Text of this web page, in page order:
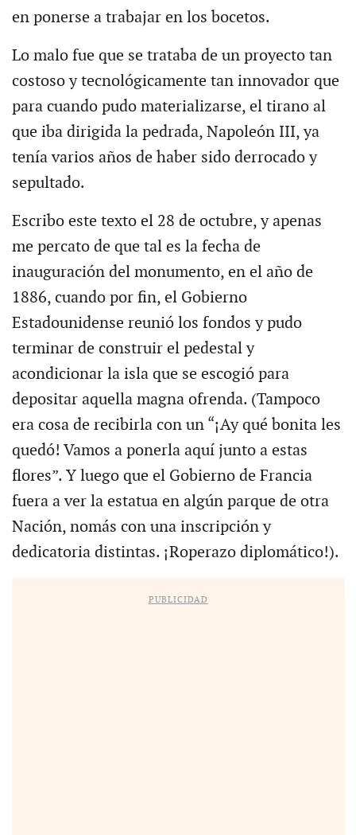
en ponerse a trabajar en los bocetos.
Lo malo fue que se trataba de un proyecto tan
costoso y tecnológicamente tan innovador que
para cuando pudo materializarse, el tirano al
que iba dirigida la pedrada, Napoleón III, ya
tenía varios años de haber sido derrocado y
sepultado.
Escribo este texto el 28 de octubre, y apenas
me percato de que tal es la fecha de
inauguración del monumento, en el año de
1886, cuando por fin, el Gobierno
Estadounidense reunió los fondos y pudo
terminar de construir el pedestal y
acondicionar la isla que se escogió para
depositar aquella magna ofrenda. (Tampoco
era cosa de recibirla con un “¡Ay qué bonita les
quedó! Vamos a ponerla aquí junto a estas
flores”. Y luego que el Gobierno de Francia
fuera a ver la estatua en algún parque de otra
Nación, nomás con una inscripción y
dedicatoria distintas. ¡Roperazo diplomático!).
PUBLICIDAD